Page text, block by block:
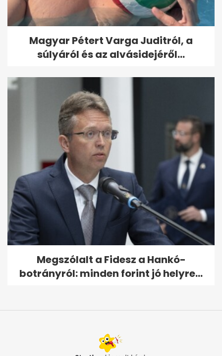
Magyar Pétert Varga Juditról, a
súlyáról és az alvásidejéről...
Megszólalt a Fidesz a Hankó-
botrányról: minden forint jó helyre...